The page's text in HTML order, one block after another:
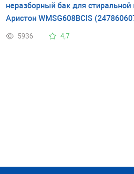
неразборный бак для
Аристон WMSG608BCIS
5936 4,7